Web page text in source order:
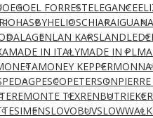
EGOEL FORRESTELEGANCE
HASBYHELIOSCHIARAIGUANA
LAGENLAN KARS
MADE IN ITALYMADE IN PL
MONEY KEPPER
PEDAGPESCOPETERSON
REMONTE TEXRENBUTRIEKER
SIMENSLOVOBUVSLOWWALK